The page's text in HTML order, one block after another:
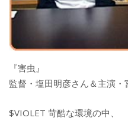
『害虫』
監督・塩田明彦さん＆主演
$VIOLET 苛酷な環境の中、